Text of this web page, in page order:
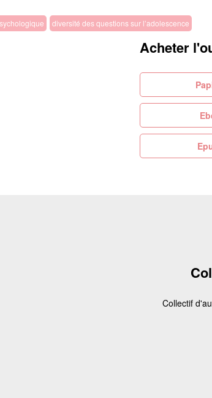
diversité des questions sur l’adolescence
Acheter
Collectif